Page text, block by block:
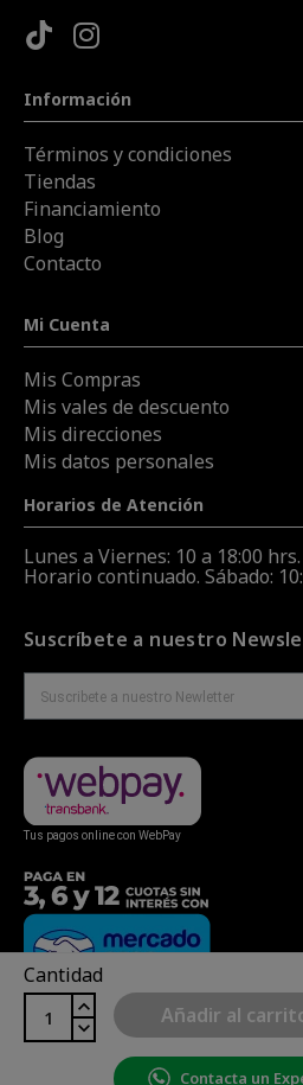
Cantidad
Añadir al
Contacta un
Información
Términos y condiciones
Tiendas
Financiamiento
Blog
Contacto
Mi Cuenta
Mis Compras
Mis vales de descuento
Mis direcciones
Mis datos personales
Horarios de Atención
Lunes a Viernes: 10 a 18:00 hrs.
Horario continuado. Sábado:
Suscríbete a nuestro
Tus pagos online con WebPay